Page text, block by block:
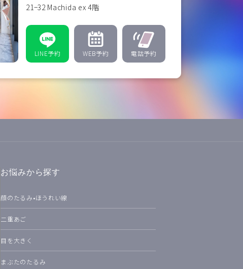
21−32 Machida ex 4階
LINE予約 WEB予約 電話予約
お悩みから探す
顔のたるみ•ほうれい線
二重あご
目を大きく
まぶたのたるみ